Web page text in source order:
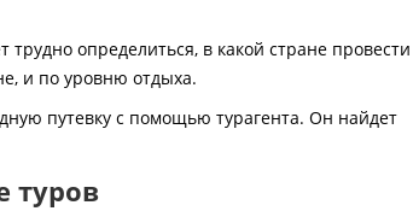
определиться, в какой стране провести
и по уровню отдыха.
путевку с помощью турагента. Он найдет
туров